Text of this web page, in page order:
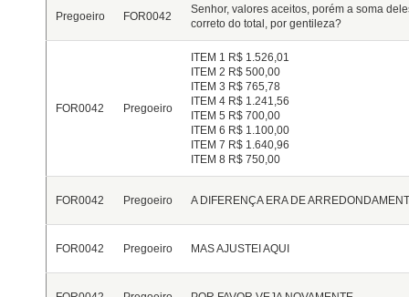
Pregoeiro FOR0042
Senhor, valores aceitos, porém a soma
correto do total, por gentileza?
FOR0042 Pregoeiro
ITEM 1 R$ 1.526,01
ITEM 2 R$ 500,00
ITEM 3 R$ 765,78
ITEM 4 R$ 1.241,56
ITEM 5 R$ 700,00
ITEM 6 R$ 1.100,00
ITEM 7 R$ 1.640,96
ITEM 8 R$ 750,00
FOR0042 Pregoeiro A DIFERENÇA ERA DE
FOR0042 Pregoeiro MAS AJUSTEI AQUI